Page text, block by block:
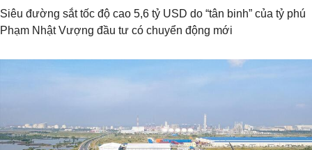
Siêu đường sắt tốc độ cao 5,6 tỷ USD do “tân binh” của tỷ phú
Phạm Nhật Vượng đầu tư có chuyển động mới